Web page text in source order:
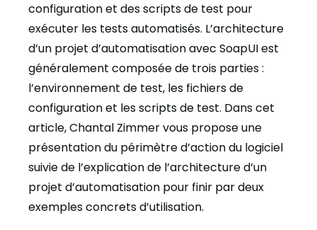
configuration et des scripts de test pour
exécuter les tests automatisés. L’architecture
d’un projet d’automatisation avec SoapUI est
généralement composée de trois parties :
l’environnement de test, les fichiers de
configuration et les scripts de test. Dans cet
article, Chantal Zimmer vous propose une
présentation du périmètre d’action du logiciel
suivie de l’explication de l’architecture d’un
projet d’automatisation pour finir par deux
exemples concrets d’utilisation.